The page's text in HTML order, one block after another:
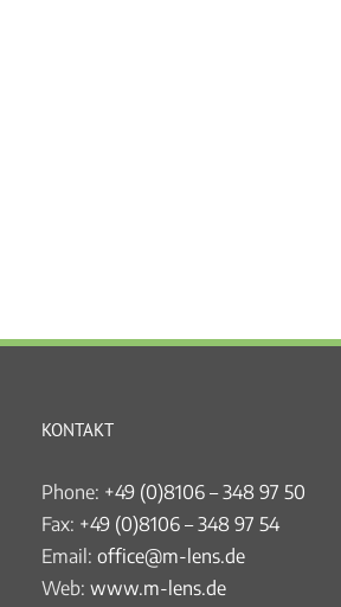
KONTAKT
Phone: +49 (0)8106 – 348 97 50
Fax: +49 (0)8106 – 348 97 54
Email: office@m-lens.de
Web: www.m-lens.de